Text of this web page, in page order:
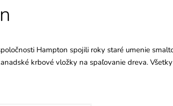
Hampton spojili roky staré umenie
krbové vložky na spaľovanie dreva.